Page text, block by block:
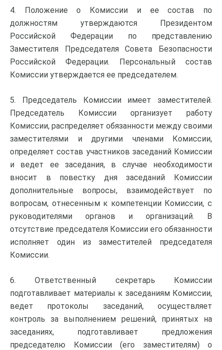
4. Положение о Комиссии и ее состав по
должностям утверждаются Президентом
Российской Федерации по представлению
Заместителя Председателя Совета Безопасности
Российской Федерации. Персональный состав
Комиссии утверждается ее председателем.
5. Председатель Комиссии имеет заместителей.
Председатель Комиссии организует работу
Комиссии, распределяет обязанности между своими
заместителями и другими членами Комиссии,
определяет состав участников заседаний Комиссии
и ведет ее заседания, в случае необходимости
вносит в повестку дня заседаний Комиссии
дополнительные вопросы, взаимодействует по
вопросам, отнесенным к компетенции Комиссии, с
руководителями органов и организаций. В
отсутствие председателя Комиссии его обязанности
исполняет один из заместителей председателя
Комиссии.
6. Ответственный секретарь Комиссии
подготавливает материалы к заседаниям Комиссии,
ведет протоколы заседаний, осуществляет
контроль за выполнением решений, принятых на
заседаниях, подготавливает предложения
председателю Комиссии (его заместителям) о